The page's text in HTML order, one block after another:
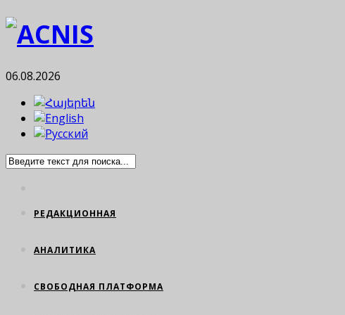
06.08.2026
РЕДАКЦИОННАЯ
АНАЛИТИКА
СВОБОДНАЯ ПЛАТФОРМА